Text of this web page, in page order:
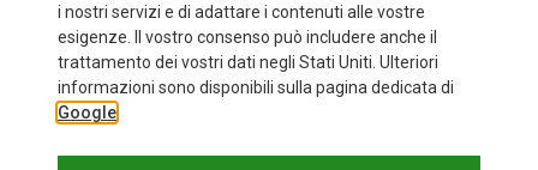
i nostri servizi e di adattare i contenuti alle vostre
esigenze. Il vostro consenso può includere anche il
trattamento dei vostri dati negli Stati Uniti. Ulteriori
informazioni sono disponibili sulla pagina dedicata di
Google